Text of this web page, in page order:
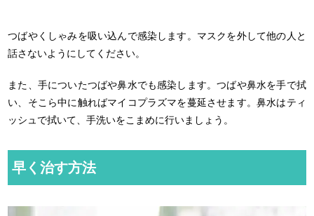
つばやくしゃみを吸い込んで感染します。マスクを外して他の人と
話さないようにしてください。
また、手についたつばや鼻水でも感染します。つばや鼻水を手で拭
い、そこら中に触ればマイコプラズマを蔓延させます。鼻水はティ
ッシュで拭いて、手洗いをこまめに行いましょう。
早く治す方法